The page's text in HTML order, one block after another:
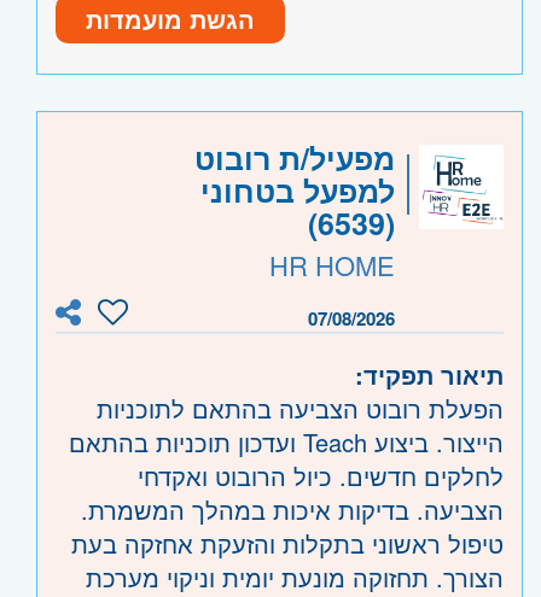
+ תעריפי לילה גבוהים ושעות נוספות
תעריפי משמרות:
תשלום נוספות ע"פ חוק
תשלום נוספות ע"פ חוק
הסעות מבאר שבע, דימונה, ערד, קריית גת,
אופקים ונתיבות
ארוחות מסובסדות
ניסיון קודם במפעל– יתרון
אוריינטציה טכנולוגית
היקף משרה: משרה מלאה
קוד משרה:239520
- תל אביב
- אשדוד, קרית גת, באר שבע, דימונה,
אשקלון, קרית מלאכי, ערד וים המלח
הגשת מועמדות
מפעיל/ת רובוט
למפעל בטחוני
(6539)
HR HOME
07/08/2026
תיאור תפקיד:
הפעלת רובוט הצביעה בהתאם לתוכניות
הייצור. ביצוע Teach ועדכון תוכניות בהתאם
לחלקים חדשים. כיול הרובוט ואקדחי
הצביעה. בדיקות איכות במהלך המשמרת.
טיפול ראשוני בתקלות והזעקת אחזקה בעת
הצורך. תחזוקה מונעת יומית וניקוי מערכת